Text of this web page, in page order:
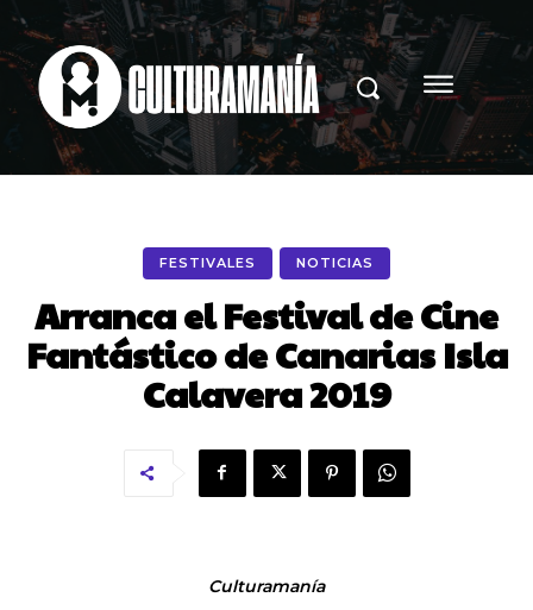
FESTIVALES NOTICIAS
Arranca el Festival de Cine
Fantástico de Canarias Isla
Calavera 2019
Culturamanía